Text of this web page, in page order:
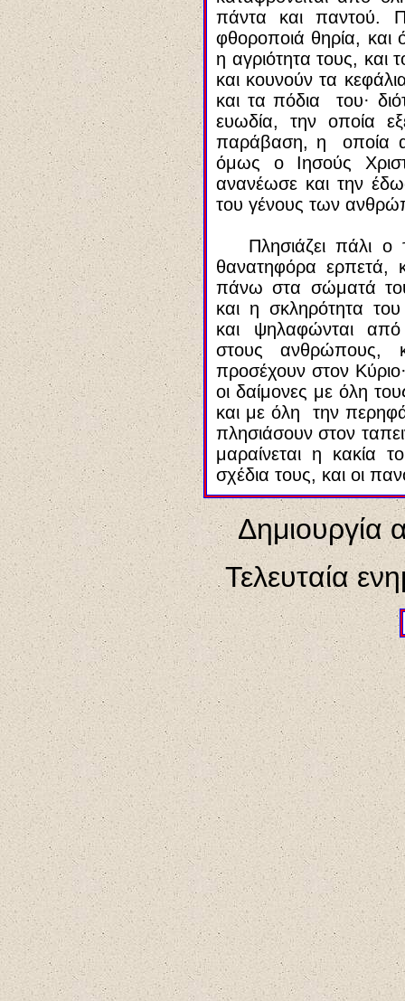
πάντα και παντού.
φθοροποιά θηρία, και
η αγριότητα τους, και
και κουνούν τα
και τα πόδια του·
ευωδία, την οποία
παράβαση, η οποία
όμως ο Ιησούς
ανανέωσε και την
του γένους των
Πλησιάζει πάλι
θανατηφόρα ερπετά,
πάνω στα σώματά
και η σκληρότητα
και ψηλαφώνται
στους
προσέχουν στον Κύριο
οι δαίμονες με όλη
και με όλη την
πλησιάσουν στον
μαραίνεται η κακία
σχέδια τους, και οι
Δημιουργία
Τελευταία